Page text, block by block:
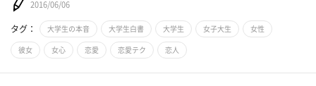
2016/06/06
タグ： 大学生の本音 大学生白書 大学生 女子大生 女性
彼女 女心 恋愛 恋愛テク 恋人